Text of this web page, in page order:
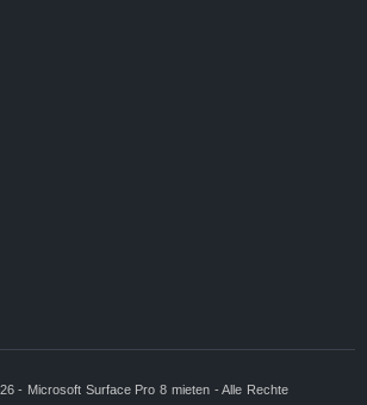
- Microsoft Surface Pro 8 mieten - Alle Rechte